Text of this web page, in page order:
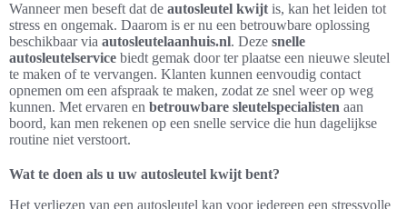
Wanneer men beseft dat de autosleutel kwijt is, kan het leiden tot
stress en ongemak. Daarom is er nu een betrouwbare oplossing
beschikbaar via autosleutelaanhuis.nl. Deze snelle
autosleutelservice biedt gemak door ter plaatse een nieuwe sleutel
te maken of te vervangen. Klanten kunnen eenvoudig contact
opnemen om een afspraak te maken, zodat ze snel weer op weg
kunnen. Met ervaren en betrouwbare sleutelspecialisten aan
boord, kan men rekenen op een snelle service die hun dagelijkse
routine niet verstoort.
Wat te doen als u uw autosleutel kwijt bent?
Het verliezen van een autosleutel kan voor iedereen een stressvolle